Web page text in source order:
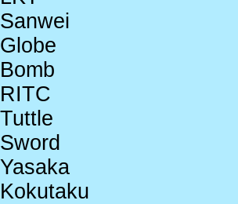
Sanwei
Globe
Bomb
RITC
Tuttle
Sword
Yasaka
Kokutaku